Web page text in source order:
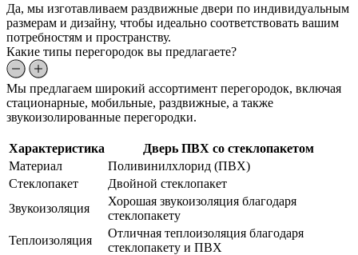
Да, мы изготавливаем раздвижные двери по индивидуальным
размерам и дизайну, чтобы идеально соответствовать вашим
потребностям и пространству.
Какие типы перегородок вы предлагаете?
Мы предлагаем широкий ассортимент перегородок, включая
стационарные, мобильные, раздвижные, а также
звукоизолированные перегородки.
Характеристика
Дверь ПВХ со стеклопакетом
Материал
Поливинилхлорид (ПВХ)
Стеклопакет
Двойной стеклопакет
Звукоизоляция
Хорошая звукоизоляция благодаря
стеклопакету
Теплоизоляция
Отличная теплоизоляция благодаря
стеклопакету и ПВХ